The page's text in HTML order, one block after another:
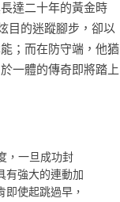
達二十年的黃金時
目的迷蹤腳步，卻以
；而在防守端，他猶
一體的傳奇即將踏上
，一旦成功封
有強大的連動加
使起跳過早，